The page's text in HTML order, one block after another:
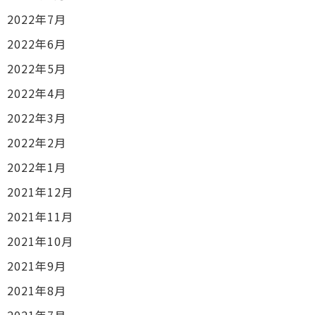
2022年7月
2022年6月
2022年5月
2022年4月
2022年3月
2022年2月
2022年1月
2021年12月
2021年11月
2021年10月
2021年9月
2021年8月